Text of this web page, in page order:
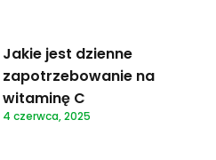
Jakie jest dzienne
zapotrzebowanie na
witaminę C
4 czerwca, 2025